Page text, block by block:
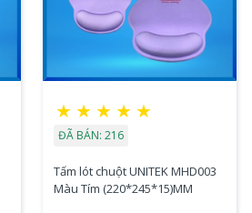
★ ★ ★ ★ ★
ĐÃ BÁN: 216
Tấm lót chuột UNITEK MHD003
Màu Tím (220*245*15)MM